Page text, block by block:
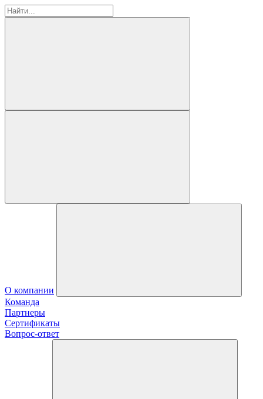
О компании
Команда
Партнеры
Сертификаты
Вопрос-ответ